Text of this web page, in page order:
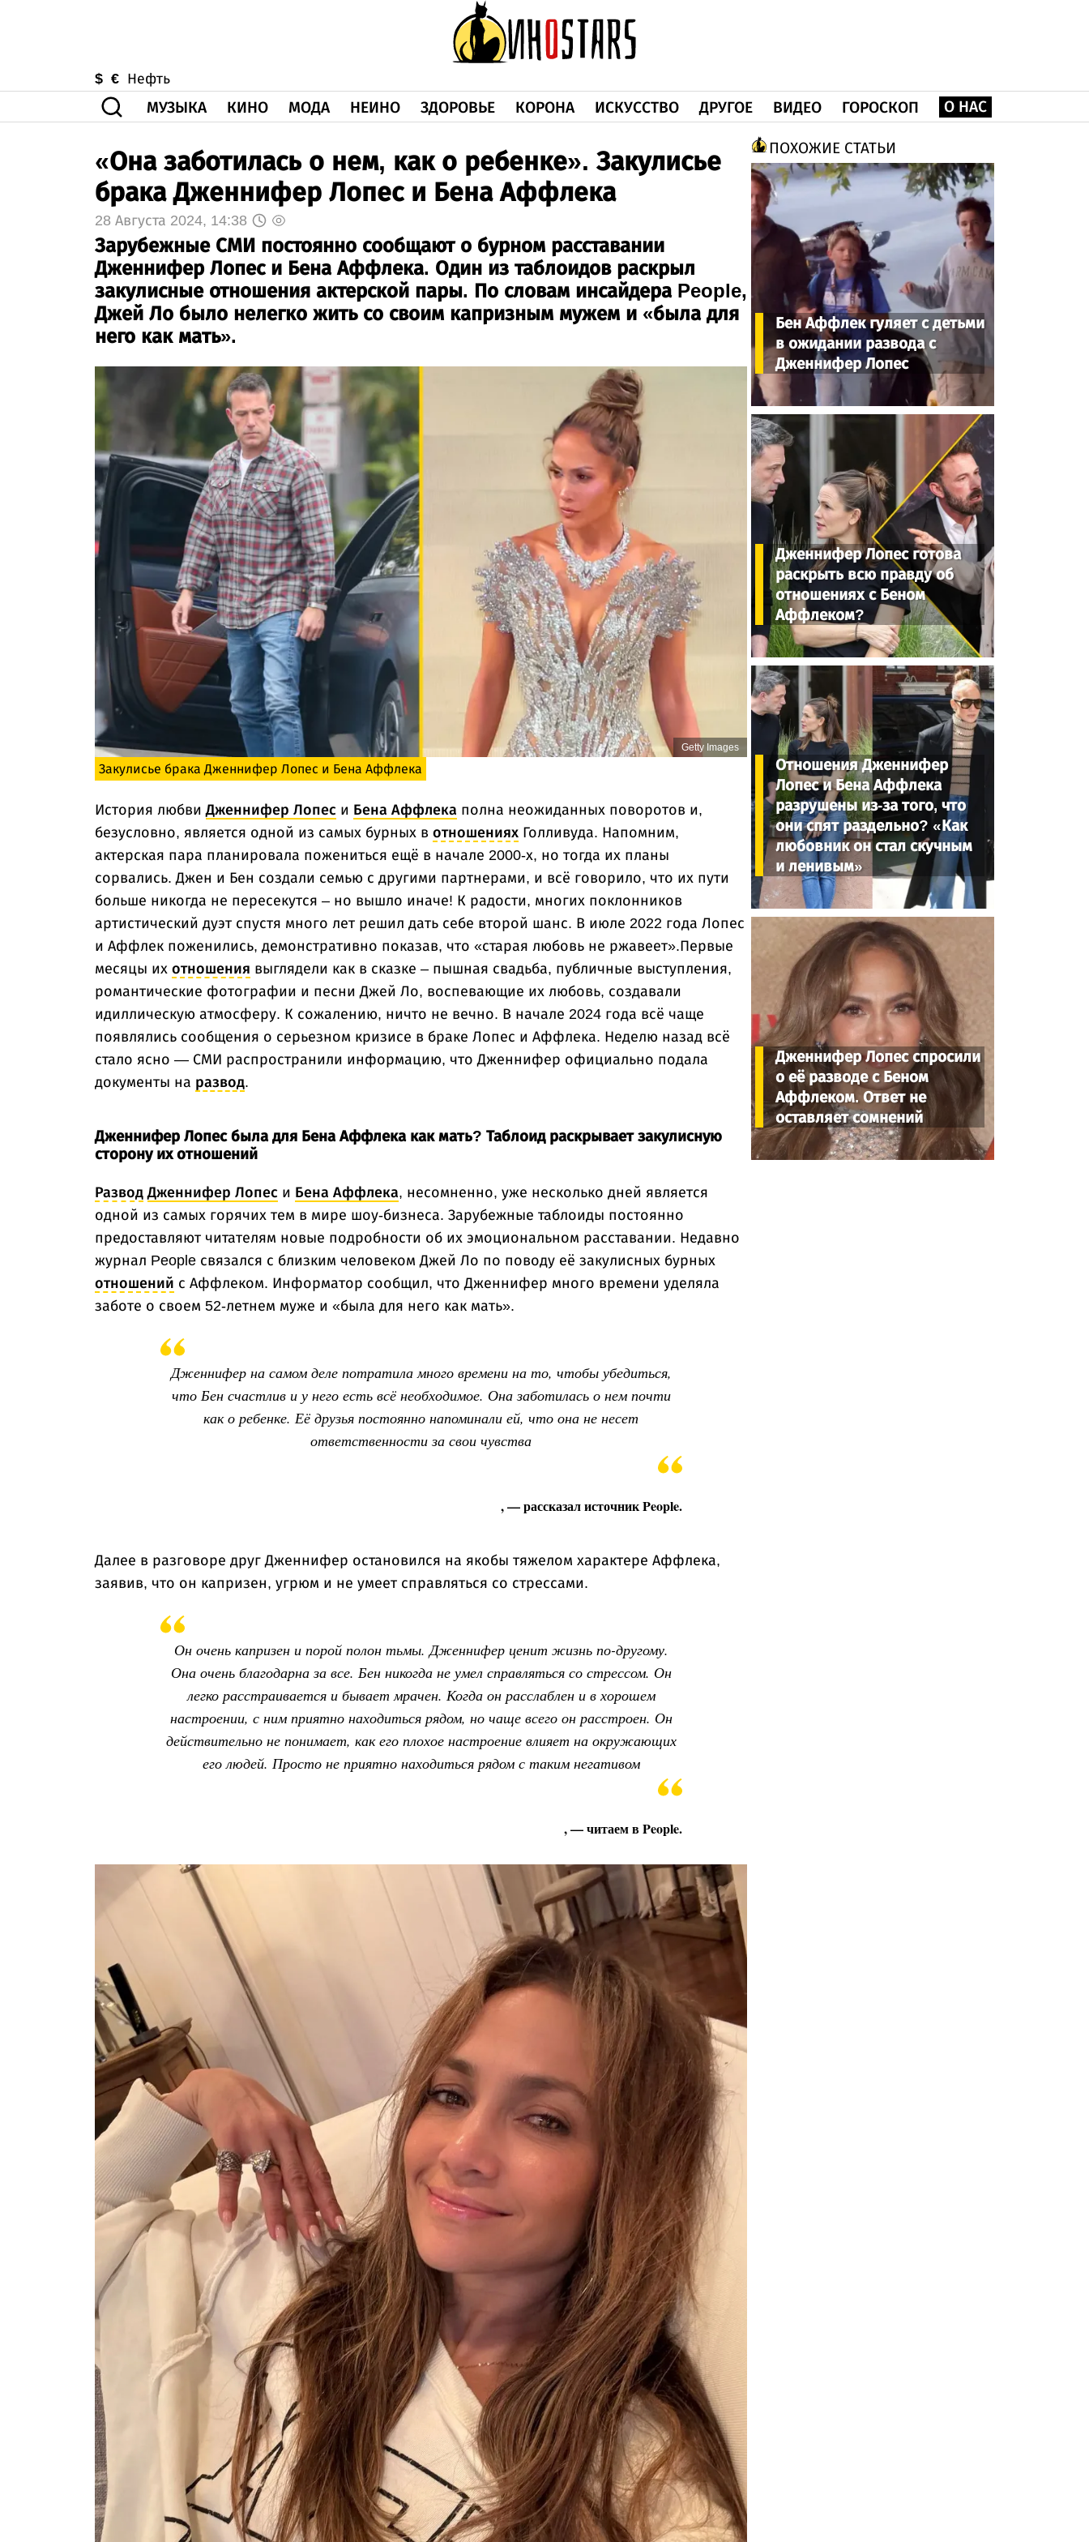
$ € Нефть
МУЗЫКА КИНО МОДА НЕИНО ЗДОРОВЬЕ КОРОНА ИСКУССТВО ДРУГОЕ ВИДЕО ГОРОСКОП О НАС
«Она заботилась о нем, как о ребенке». Закулисье
брака Дженнифер Лопес и Бена Аффлека
28 Августа 2024, 14:38
Зарубежные СМИ постоянно сообщают о бурном расставании
Дженнифер Лопес и Бена Аффлека. Один из таблоидов раскрыл
закулисные отношения актерской пары. По словам инсайдера People,
Джей Ло было нелегко жить со своим капризным мужем и «была для
него как мать».
Getty Images
Закулисье брака Дженнифер Лопес и Бена Аффлека
История любвиДженнифер Лопес и Бена Аффлека полна неожиданных поворотов и,
безусловно, является одной из самых бурных в отношениях Голливуда. Напомним,
актерская пара планировала пожениться ещё в начале 2000-х, но тогда их планы
сорвались. Джен и Бен создали семью с другими партнерами, и всё говорило, что их пути
больше никогда не пересекутся – но вышло иначе! К радости, многих поклонников
артистический дуэт спустя много лет решил дать себе второй шанс. В июле 2022 года Лопес
и Аффлек поженились, демонстративно показав, что «старая любовь не ржавеет».Первые
месяцы их отношения выглядели как в сказке – пышная свадьба, публичные выступления,
романтические фотографии и песни Джей Ло, воспевающие их любовь, создавали
идиллическую атмосферу. К сожалению, ничто не вечно. В начале 2024 года всё чаще
появлялись сообщения о серьезном кризисе в браке Лопес и Аффлека. Неделю назад всё
стало ясно — СМИ распространили информацию, что Дженнифер официально подала
документы на развод.
Дженнифер Лопес была для Бена Аффлека как мать? Таблоид раскрывает закулисную
сторону их отношений
Развод Дженнифер Лопес и Бена Аффлека, несомненно, уже несколько дней является
одной из самых горячих тем в мире шоу-бизнеса. Зарубежные таблоиды постоянно
предоставляют читателям новые подробности об их эмоциональном расставании. Недавно
журнал People связался с близким человеком Джей Ло по поводу её закулисных бурных
отношений с Аффлеком. Информатор сообщил, что Дженнифер много времени уделяла
заботе о своем 52-летнем муже и «была для него как мать».
Дженнифер на самом деле потратила много времени на то, чтобы убедиться,
что Бен счастлив и у него есть всё необходимое. Она заботилась о нем почти
как о ребенке. Её друзья постоянно напоминали ей, что она не несет
ответственности за свои чувства
, — рассказал источник People.
Далее в разговоре друг Дженнифер остановился на якобы тяжелом характере Аффлека,
заявив, что он капризен, угрюм и не умеет справляться со стрессами.
Он очень капризен и порой полон тьмы. Дженнифер ценит жизнь по-другому.
Она очень благодарна за все. Бен никогда не умел справляться со стрессом. Он
легко расстраивается и бывает мрачен. Когда он расслаблен и в хорошем
настроении, с ним приятно находиться рядом, но чаще всего он расстроен. Он
действительно не понимает, как его плохое настроение влияет на окружающих
его людей. Просто не приятно находиться рядом с таким негативом
, — читаем в People.
ПОХОЖИЕ СТАТЬИ
Бен Аффлек гуляет с детьми
в ожидании развода с
Дженнифер Лопес
Дженнифер Лопес готова
раскрыть всю правду об
отношениях с Беном
Аффлеком?
Отношения Дженнифер
Лопес и Бена Аффлека
разрушены из-за того, что
они спят раздельно? «Как
любовник он стал скучным
и ленивым»
Дженнифер Лопес спросили
о её разводе с Беном
Аффлеком. Ответ не
оставляет сомнений